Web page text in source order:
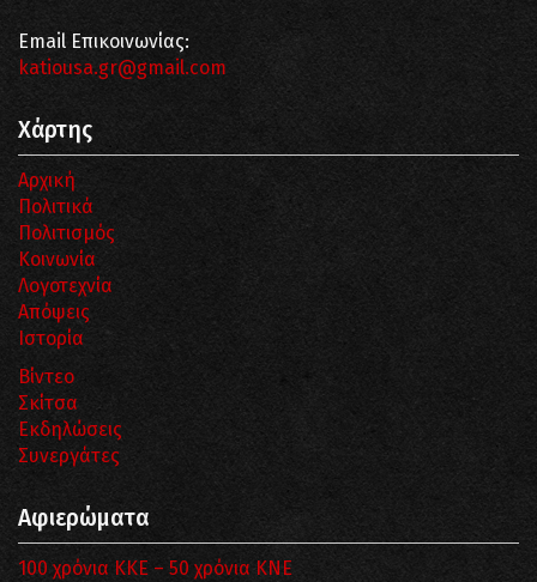
Email Επικοινωνίας:
katiousa.gr@gmail.com
Χάρτης
Αρχική
Πολιτικά
Πολιτισμός
Κοινωνία
Λογοτεχνία
Απόψεις
Ιστορία
Βίντεο
Σκίτσα
Εκδηλώσεις
Συνεργάτες
Αφιερώματα
100 χρόνια ΚΚΕ – 50 χρόνια ΚΝΕ